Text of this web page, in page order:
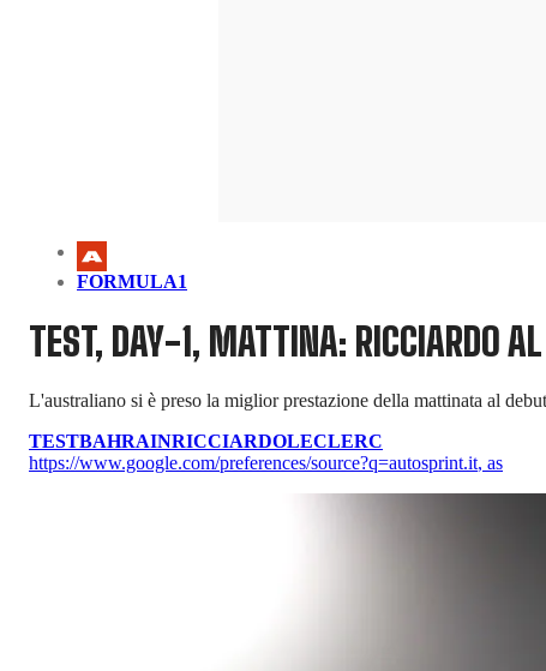
FORMULA1
TEST, DAY-1, MATTINA: RICCIARDO
L'australiano si è preso la miglior prestazione della mattinata al
TESTBAHRAINRICCIARDOLECLERC
https://www.google.com/preferences/source?q=autosprint.it, as